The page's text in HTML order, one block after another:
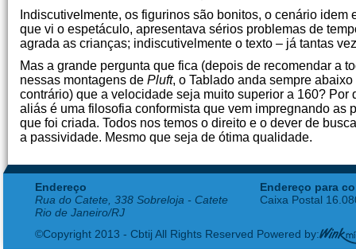
Indiscutivelmente, os figurinos são bonitos, o cenário
que vi o espetáculo, apresentava sérios problemas de
agrada as crianças; indiscutivelmente o texto – já tantas
Mas a grande pergunta que fica (depois de recomendar a
nessas montagens de Pluft, o Tablado anda sempre
contrário) que a velocidade seja muito superior a 160?
aliás é uma filosofia conformista que vem impregnando
que foi criada. Todos nos temos o direito e o dever de
a passividade. Mesmo que seja de ótima qualidade.
Endereço
Rua do Catete, 338 Sobreloja - Catete
Rio de Janeiro/RJ
Endereço para
Caixa Postal
©Copyright 2013 - Cbtij All Rights Reserved Powered by: